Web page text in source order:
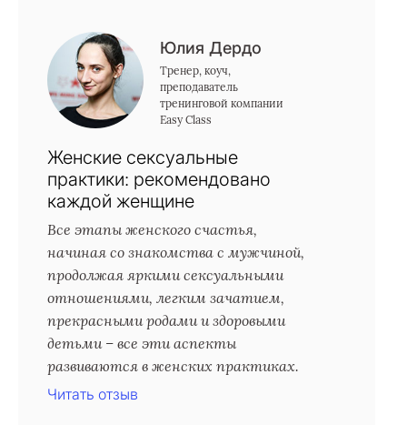
Юлия Дердо
Тренер, коуч,
преподаватель
тренинговой компании
Easy Class
Женские сексуальные
практики: рекомендовано
каждой женщине
Все этапы женского счастья,
начиная со знакомства с мужчиной,
продолжая яркими сексуальными
отношениями, легким зачатием,
прекрасными родами и здоровыми
детьми – все эти аспекты
развиваются в женских практиках.
Читать отзыв